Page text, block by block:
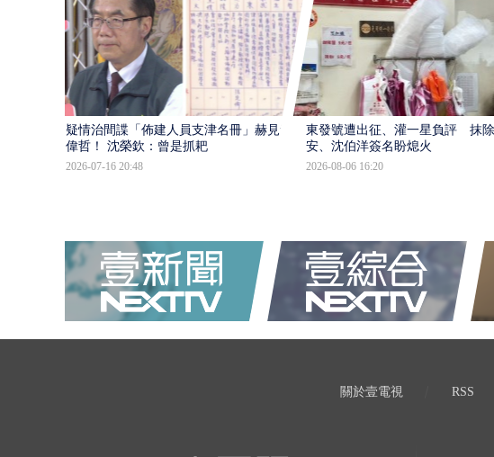
疑情治間諜「佈建人員支津名冊」赫見黃
偉哲！ 沈榮欽：曾是抓耙
2026-07-16 20:48
東發號遭出征、灌一星負評 抹
安、沈伯洋簽名盼熄火
2026-08-06 16:20
關於壹電視 RSS